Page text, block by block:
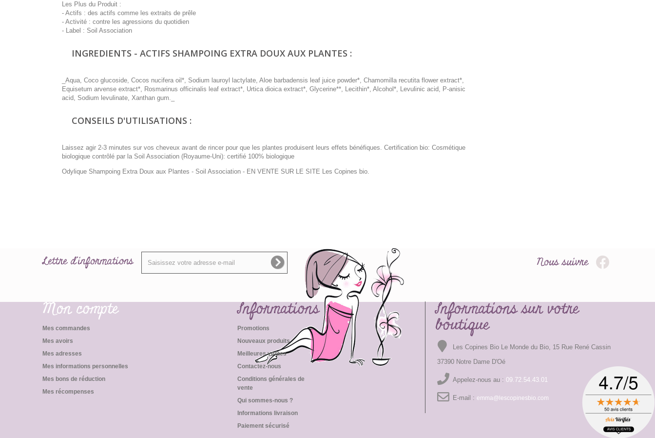
Les Plus du Produit :
- Actifs : des actifs comme les extraits de prêle
- Activité : contre les agressions du quotidien
- Label : Soil Association
INGREDIENTS - ACTIFS SHAMPOING EXTRA DOUX AUX PLANTES :
_Aqua, Coco glucoside, Cocos nucifera oil*, Sodium lauroyl lactylate, Aloe barbadensis leaf juice powder*, Chamomilla recutita flower extract*,
Equisetum arvense extract*, Rosmarinus officinalis leaf extract*, Urtica dioica extract*, Glycerine**, Lecithin*, Alcohol*, Levulinic acid, P-anisic
acid, Sodium levulinate, Xanthan gum._
CONSEILS D'UTILISATIONS :
Laissez agir 2-3 minutes sur vos cheveux avant de rincer pour que les plantes produisent leurs effets bénéfiques. Certification bio: Cosmétique
biologique contrôlé par la Soil Association (Royaume-Uni): certifié 100% biologique
Odylique Shampoing Extra Doux aux Plantes - Soil Association - EN VENTE SUR LE SITE Les Copines bio.
Lettre d'informations Nous suivre
Mon compte
Mes commandes
Mes avoirs
Mes adresses
Mes informations personnelles
Mes bons de réduction
Mes récompenses
Informations
Promotions
Nouveaux produits
Meilleures ventes
Contactez-nous
Conditions générales de
vente
Qui sommes-nous ?
Informations livraison
Paiement sécurisé
Informations sur votre
boutique
Les Copines Bio Le Monde du Bio, 15 Rue René Cassin
37390 Notre Dame D'Oé
Appelez-nous au : 09.72.54.43.01
E-mail : emma@lescopinesbio.com